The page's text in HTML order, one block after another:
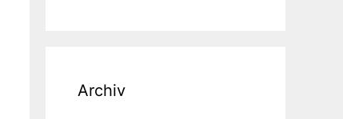
Archiv